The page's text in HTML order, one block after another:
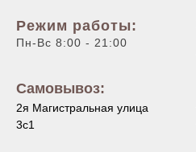
Режим работы:
Пн-Вс 8:00 - 21:00
Самовывоз:
2я Магистральная улица
3с1